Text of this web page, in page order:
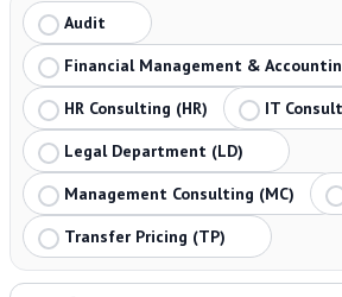
Audit
Financial Management &
HR Consulting (HR)
IT
Legal Department (LD)
Management Consulting (MC)
Transfer Pricing (TP)